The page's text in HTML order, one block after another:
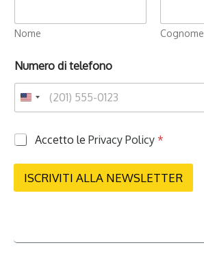
Nome Cognome
Numero di telefono
P
i
a
Accetto le Privacy Policy *
ISCRIVITI ALLA NEWSLETTER